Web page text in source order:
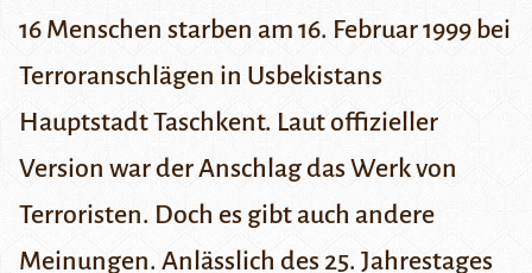
16 Menschen starben am 16. Februar 1999 bei
Terroranschlägen in Usbekistans
Hauptstadt Taschkent. Laut offizieller
Version war der Anschlag das Werk von
Terroristen. Doch es gibt auch andere
Meinungen. Anlässlich des 25. Jahrestages